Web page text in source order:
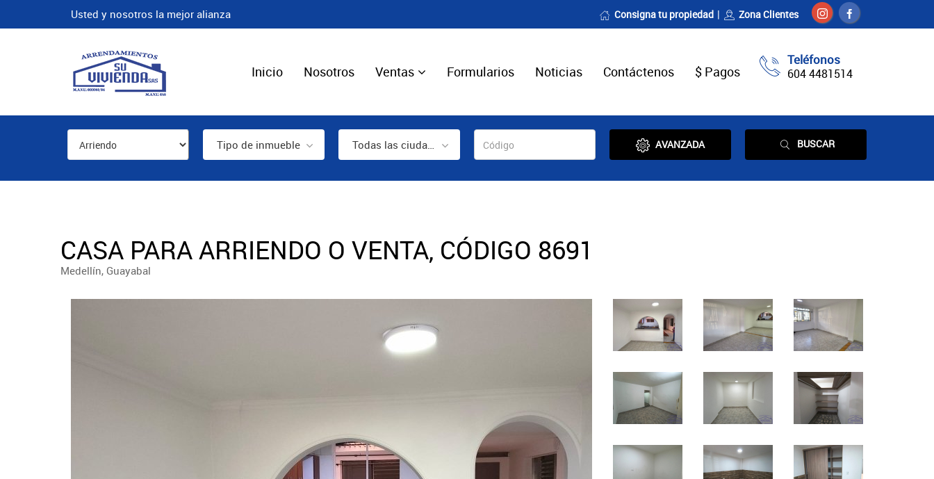
Usted y nosotros la mejor alianza Consigna tu propiedad Zona Clientes
Teléfonos
604 4481514
Inicio Nosotros Ventas Formularios Noticias Contáctenos $ Pagos
Tipo de inmueble Todas las ciudades AVANZADA BUSCAR
CASA PARA ARRIENDO O VENTA, CÓDIGO 8691
Medellín, Guayabal